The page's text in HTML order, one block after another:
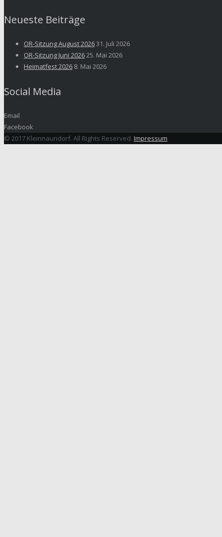
Neueste Beiträge
OR-Sitzung August 202631. Juli 2026
OR-Sitzung Juni 202625. Mai 2026
Heimatfest 2026 8. Mai 2026
Social Media
Email
Facebook
© 2017 Kleinnaundorf. All Rights Reserved. Impressum